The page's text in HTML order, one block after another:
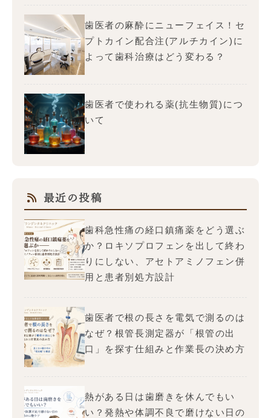
歯医者の麻酔にニューフェイス！セ
プトカイン配合注(アルチカイン)に
よって歯科治療はどう変わる？
歯医者で使われる薬(抗生物質)につ
いて
最近の投稿
歯科急性痛の経口鎮痛薬をどう選ぶ
か？ロキソプロフェンを出して終わ
りにしない、アセトアミノフェン併
用と患者別処方設計
歯医者で根の長さを電気で測るのは
なぜ？根管長測定器が「根管の出
口」を探す仕組みと作業長の決め方
熱がある日は歯磨きを休んでもい
い？発熱や体調不良で磨けない日の